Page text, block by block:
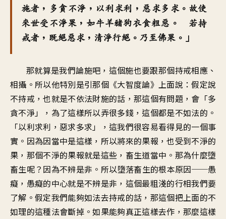
施者，多貪不淨，以利求利，惡求多求。故使
來世受不淨果，如牛羊豬狗衣食粗惡。 若持
戒者，既絕惡求，清淨行絕。乃至佛果。」
那就算是我們論施吧，這個施也要跟那個持戒相應、
相攝。所以他特別是引那個《大智度論》上面說：假定說
不持戒，也就是不依法財施的話，那這個有問題，會「多
貪不淨」，為了這樣所以弄很多錢，這個都是不如法的。
「以利求利，惡求多求」，這我們很容易看得見的一個事
實。因為因當中是這樣，所以將來的果報，也受到不淨的
果，那個不淨的果報就是這些，畜生道當中。那為什麼墮
畜生呢？因為不辨是非。所以墮落畜生的根本原因──愚
癡，愚癡的中心就是不辨是非，這個最粗淺的行相我們要
了解。假定我們能夠如法去持戒的話，那這個把上面的不
如理的這種法會斷掉。如果能夠真正這樣去作，那麼這樣